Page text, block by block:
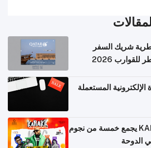
شريك السفر
2026
المستعملة
حفل KARAKK 2026 يجمع خمسة من نجوم
الدوحة